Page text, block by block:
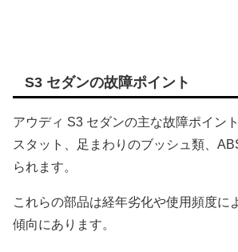
S3 セダンの故障ポイント
アウディ S3 セダンの主な故障ポイン
スタット、足まわりのブッシュ類、
られます。
これらの部品は経年劣化や使用頻度に
傾向にあります。